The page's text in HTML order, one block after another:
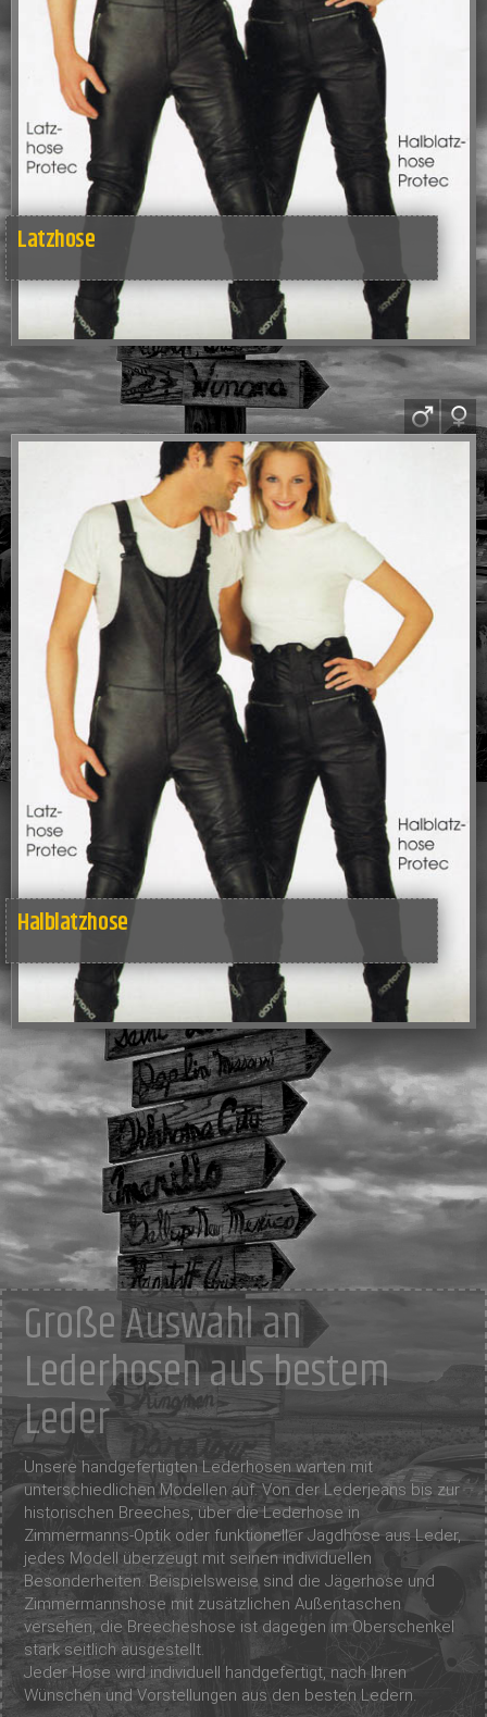
Latzhose
Halblatzhose
Große Auswahl an
Lederhosen aus bestem
Leder
Unsere handgefertigten Lederhosen warten mit
unterschiedlichen Modellen auf. Von der Lederjeans bis zur
historischen Breeches, über die Lederhose in
Zimmermanns-Optik oder funktioneller Jagdhose aus Leder,
jedes Modell überzeugt mit seinen individuellen
Besonderheiten. Beispielsweise sind die Jägerhose und
Zimmermannshose mit zusätzlichen Außentaschen
versehen, die Breecheshose ist dagegen im Oberschenkel
stark seitlich ausgestellt.
Jeder Hose wird individuell handgefertigt, nach Ihren
Wünschen und Vorstellungen aus den besten Ledern.